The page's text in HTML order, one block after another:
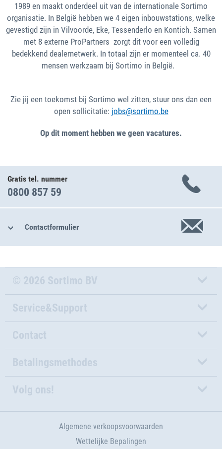
1989 en maakt onderdeel uit van de internationale Sortimo
organisatie. In België hebben we 4 eigen inbouwstations, welke
gevestigd zijn in Vilvoorde, Eke, Tessenderlo en Kontich. Samen
met 8 externe ProPartners zorgt dit voor een volledig
bedekkend dealernetwerk. In totaal zijn er momenteel ca. 40
mensen werkzaam bij Sortimo in België.
Zie jij een toekomst bij Sortimo wel zitten, stuur ons dan een
open sollicitatie: jobs@sortimo.be
Op dit moment hebben we geen vacatures.
Gratis tel. nummer
0800 857 59
Contactformulier
© 2026 Sortimo BV
Service&Support
Contact
Betalingsmethodes
Volg ons!
Algemene verkoopsvoorwaarden
Wettelijke Bepalingen